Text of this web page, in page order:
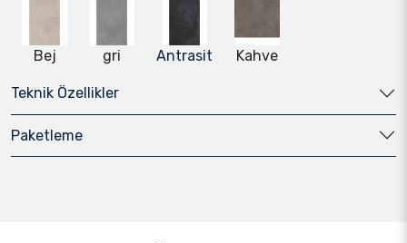
Bej gri Antrasit Kahve
Teknik Özellikler
Paketleme